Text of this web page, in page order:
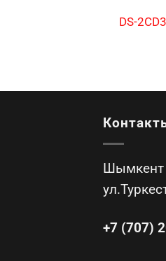
DS-
Шымкент
+7 (707)